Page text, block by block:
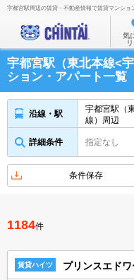
宇都宮駅周辺の賃貸・不動産情報で賃貸マンシ
気
宇都宮駅（東北本線<
ション・アパート一覧
沿線・駅
宇都宮駅（
線）周辺
詳細条件 指定なし
条件保存
1184件
賃貸ハイツ プリンスエドワ